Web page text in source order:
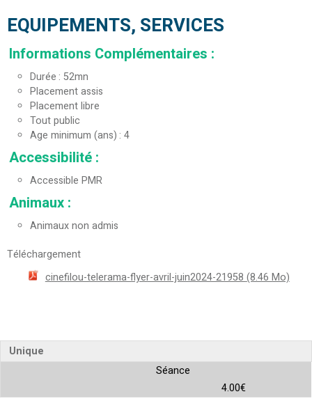
EQUIPEMENTS, SERVICES
Informations Complémentaires :
Durée 52mn
Placement assis
Placement libre
Tout public
Age minimum (ans) 4
Accessibilité :
Accessible PMR
Animaux :
Animaux non admis
Téléchargement
cinefilou-telerama-flyer-avril-juin2024-21958 (8.46 Mo)
Unique
Séance
4.00€